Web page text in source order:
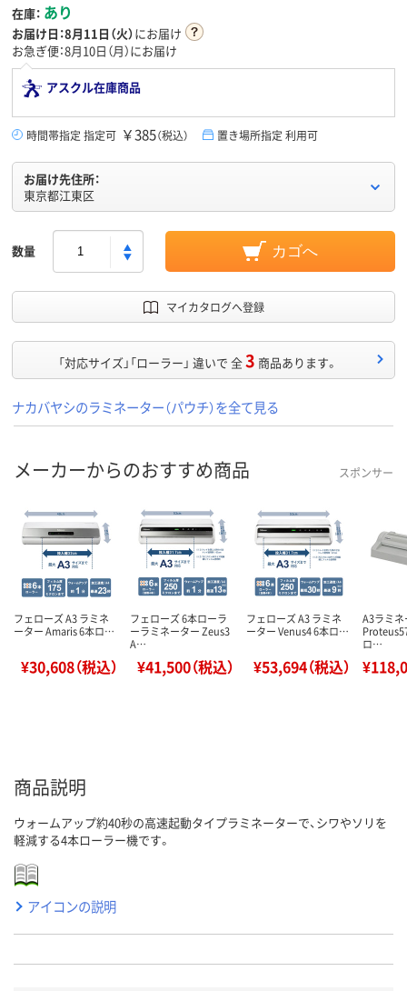
在庫： あり
お届け日：8月11日（火）にお届け
お急ぎ便：8月10日（月）にお届け
アスクル在庫商品
時間帯指定 指定可 ￥385（税込） 置き場所指定 利用可
お届け先住所：
東京都江東区
数量 カゴへ
マイカタログへ登録
「対応サイズ」「ローラー」 違いで 全3 商品あります。
ナカバヤシのラミネーター（パウチ）を全て見る
メーカーからのおすすめ商品 スポンサー
フェローズ A3 ラミネ
ーター Amaris 6本ロ…
¥30,608（税込）
フェローズ 6本ローラ
ーラミネーター Zeus3
A…
¥41,500（税込）
フェローズ A3 ラミネ
ーター Venus4 6本ロ…
¥53,694（税込）
A3ラミ
ロ…
商品説明
ウォームアップ約40秒の高速起動タイプラミネーターで、シワやソリを
軽減する4本ローラー機です。
アイコンの説明